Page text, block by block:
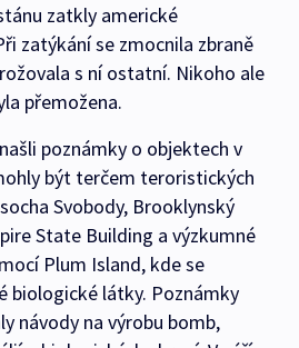
zatkly americké
zatýkání se zmocnila zbraně
s ní ostatní. Nikoho ale
přemožena.
poznámky o objektech v
být terčem teroristických
Svobody, Brooklynský
State Building a výzkumné
Plum Island, kde se
biologické látky. Poznámky
návody na výrobu bomb,